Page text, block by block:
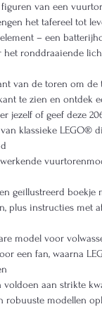
van een
het tafereel tot
– een
het ronddraaiende
van de toren om
te zien en ontdek
jezelf of geef deze
klassieke LEGO®
geïllustreerd
plus instructies met
model voor
een fan, waarna
voldoen aan strikte
robuuste modellen